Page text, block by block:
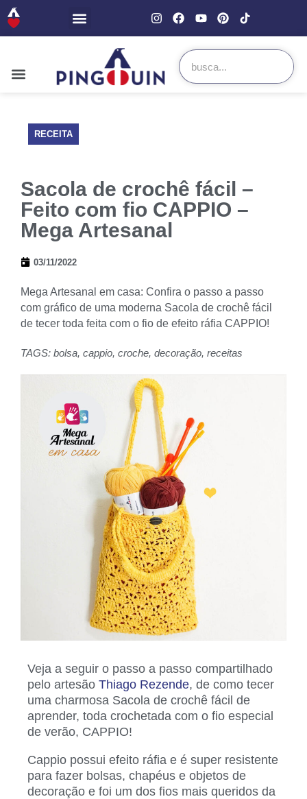
RECEITA
Sacola de crochê fácil –
Feito com fio CAPPIO –
Mega Artesanal
03/11/2022
Mega Artesanal em casa: Confira o passo a passo
com gráfico de uma moderna Sacola de crochê fácil
de tecer toda feita com o fio de efeito ráfia CAPPIO!
TAGS: bolsa, cappio, croche, decoração, receitas
Veja a seguir o passo a passo compartilhado
pelo artesão Thiago Rezende, de como tecer
uma charmosa Sacola de crochê fácil de
aprender, toda crochetada com o fio especial
de verão, CAPPIO!
Cappio possui efeito ráfia e é super resistente
para fazer bolsas, chapéus e objetos de
decoração e foi um dos fios mais queridos da